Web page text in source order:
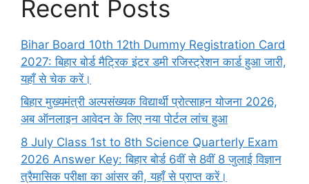
Recent Posts
Bihar Board 10th 12th Dummy Registration Card
2027: बिहार बोर्ड मैट्रिक इंटर डमी रजिस्ट्रेशन कार्ड हुआ जारी,
यहाँ से चेक करें।
बिहार मुख्यमंत्री अल्पसंख्यक विद्यार्थी प्रोत्साहन योजना 2026,
अब ऑनलाइन आवेदन के लिए नया पोर्टल लांच हुआ
8 July Class 1st to 8th Science Quarterly Exam
2026 Answer Key: बिहार बोर्ड 6वीं से 8वीं 8 जुलाई विज्ञान
त्रैमासिक परीक्षा का आंसर की, यहाँ से प्राप्त करें।